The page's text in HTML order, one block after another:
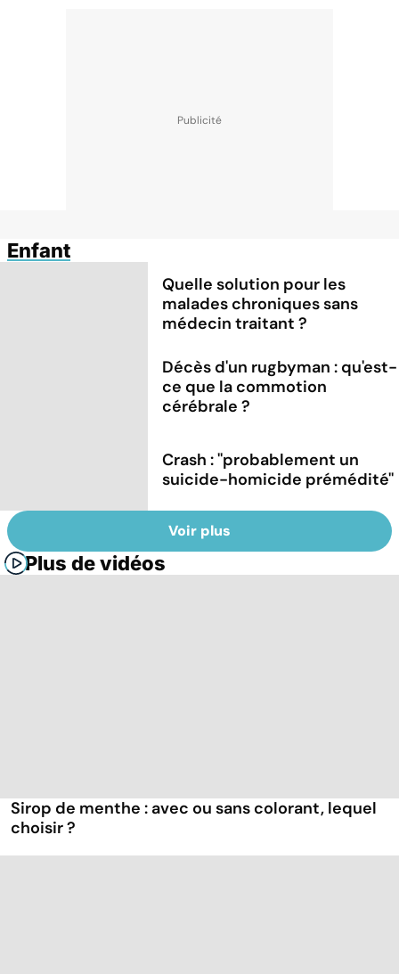
Enfant
Quelle solution pour les
malades chroniques sans
médecin traitant ?
Décès d'un rugbyman : qu'est-
ce que la commotion
cérébrale ?
Crash : ''probablement un
suicide-homicide prémédité''
Voir plus
Plus de vidéos
Sirop de menthe : avec ou sans colorant, lequel
choisir ?